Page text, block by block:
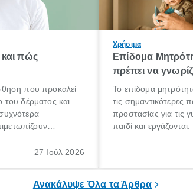
και πώς
που προκαλεί
του δέρματος και
τι είναι»,
27 Ιούλ 2026
Χρήσιμα
Επίδομα
πρέπει να
Το επίδομα
τις σημαντικότερες
προστασίας για τις
παιδί και
σημαντική
Ανακάλυψε Όλα τα Άρθρα